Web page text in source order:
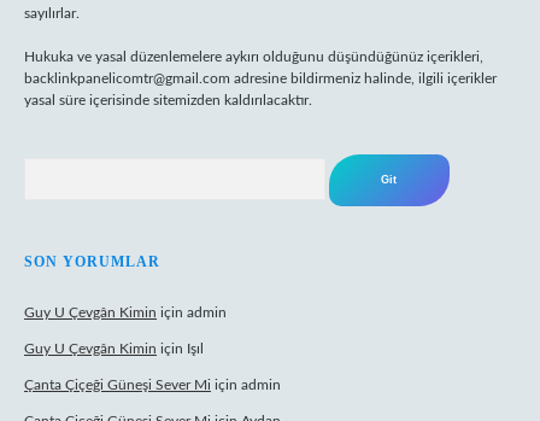
sayılırlar.
Hukuka ve yasal düzenlemelere aykırı olduğunu düşündüğünüz içerikleri,
backlinkpanelicomtr@gmail.com adresine bildirmeniz halinde, ilgili içerikler
yasal süre içerisinde sitemizden kaldırılacaktır.
SON YORUMLAR
Guy U Çevgân Kimin için admin
Guy U Çevgân Kimin için Işıl
Çanta Çiçeği Güneşi Sever Mi için admin